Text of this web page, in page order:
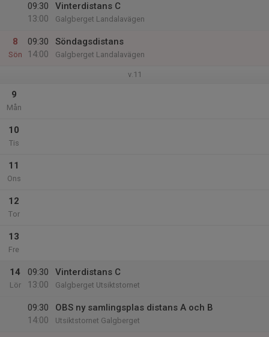
09:30
13:00
Vinterdistans C
Galgberget Landalavägen
8
Sön
09:30
14:00
Söndagsdistans
Galgberget Landalavägen
v.11
9
Mån
10
Tis
11
Ons
12
Tor
13
Fre
14
Lör
09:30
13:00
Vinterdistans C
Galgberget Utsiktstornet
09:30
14:00
OBS ny samlingsplas distans A och B
Utsiktstornet Galgberget